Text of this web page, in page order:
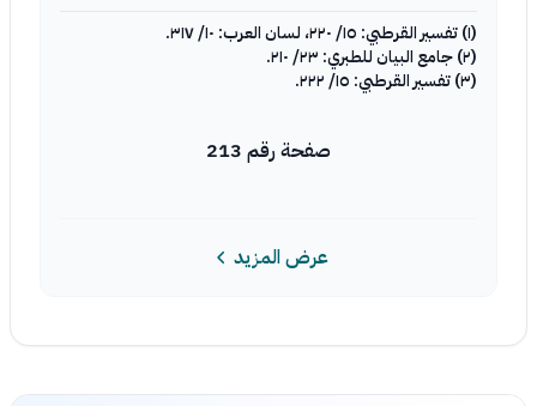
(١) تفسير القرطبي: ١٥/ ٢٢٠، لسان العرب: ١٠/ ٣١٧.
(٢) جامع البيان للطبري: ٢٣/ ٢١٠.
(٣) تفسير القرطبي: ١٥/ ٢٢٢.
صفحة رقم 213
عرض المزيد